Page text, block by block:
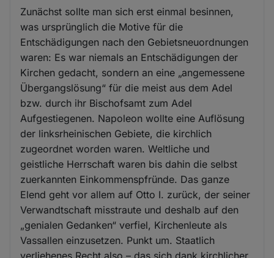
Zunächst sollte man sich erst einmal besinnen,
was ursprünglich die Motive für die
Entschädigungen nach den Gebietsneuordnungen
waren: Es war niemals an Entschädigungen der
Kirchen gedacht, sondern an eine „angemessene
Übergangslösung“ für die meist aus dem Adel
bzw. durch ihr Bischofsamt zum Adel
Aufgestiegenen. Napoleon wollte eine Auflösung
der linksrheinischen Gebiete, die kirchlich
zugeordnet worden waren. Weltliche und
geistliche Herrschaft waren bis dahin die selbst
zuerkannten Einkommenspfründe. Das ganze
Elend geht vor allem auf Otto I. zurück, der seiner
Verwandtschaft misstraute und deshalb auf den
„genialen Gedanken“ verfiel, Kirchenleute als
Vassallen einzusetzen. Punkt um. Staatlich
verliehenes Recht also – das sich dank kirchlicher